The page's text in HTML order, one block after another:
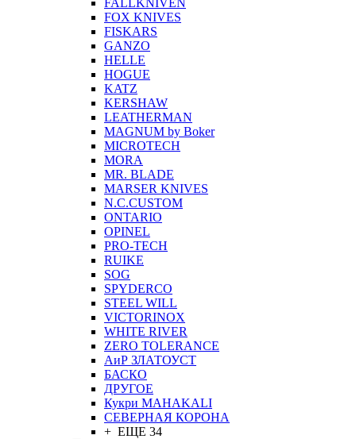
FALLKNIVEN
FOX KNIVES
FISKARS
GANZO
HELLE
HOGUE
KATZ
KERSHAW
LEATHERMAN
MAGNUM by Boker
MICROTECH
MORA
MR. BLADE
MARSER KNIVES
N.C.CUSTOM
ONTARIO
OPINEL
PRO-TECH
RUIKE
SOG
SPYDERCO
STEEL WILL
VICTORINOX
WHITE RIVER
ZERO TOLERANCE
АиР ЗЛАТОУСТ
БАСКО
ДРУГОЕ
Кукри MAHAKALI
СЕВЕРНАЯ КОРОНА
+ ЕЩЕ 34